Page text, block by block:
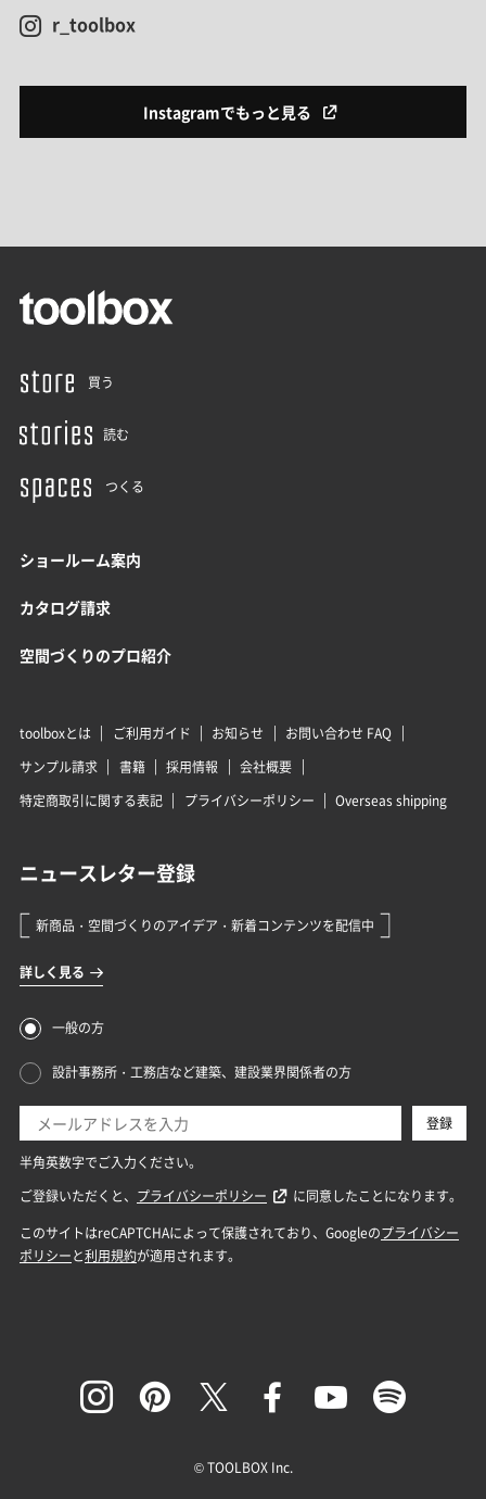
r_toolbox
Instagramでもっと見る
買う
読む
つくる
ショールーム案内
カタログ請求
空間づくりのプロ紹介
toolboxとは ご利用ガイド お知らせ
お問い合わせ FAQ
サンプル請求
書籍 採用情報
会社概要
特定商取引に関する表記
プライバシーポリシー Overseas shipping
© TOOLBOX Inc.